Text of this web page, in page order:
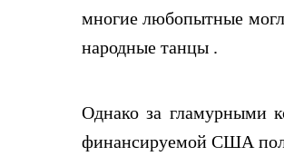
многие любопытные
народные танцы .
Однако за гламурными
финансируемой США